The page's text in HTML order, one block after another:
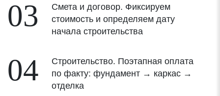
03
Смета и договор. Фиксируем
стоимость и определяем дату
начала строительства
04
Строительство. Поэтапная оплата
по факту: фундамент → каркас →
отделка